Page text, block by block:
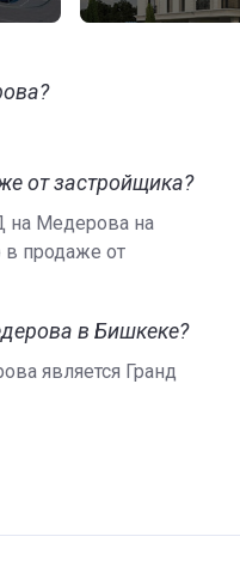
от застройщика?
Медерова на
в продаже от
в Бишкеке?
является Гранд